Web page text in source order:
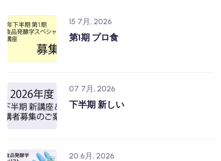
15 7月, 2026
第1期 プロ食
07 7月, 2026
下半期 新しい
20 6月, 2026